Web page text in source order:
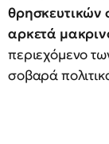
θρησκευτικών
αρκετά
περιεχόμενο
σοβαρά